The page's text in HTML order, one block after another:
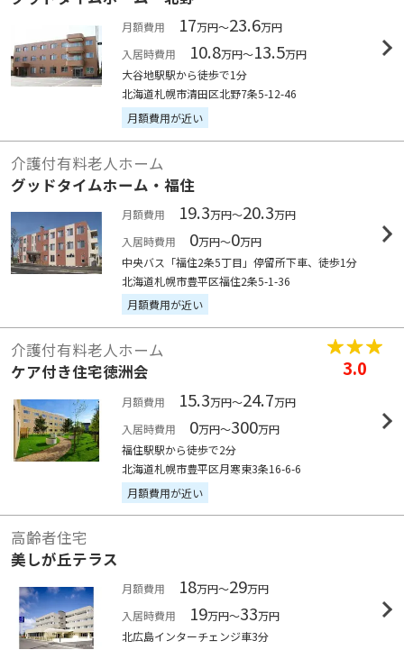
月額費用 17万円～23.6万円
入居時費用
10.8万円～13.5万円
大谷地駅駅から徒歩で1分
北海道札幌市清田区北野7条5-12-46
月額費用が近い
介護付有料老人ホーム
グッドタイムホーム・福住
月額費用 19.3万円～20.3万円
入居時費用
0万円～0万円
中央バス「福住2条5丁目」停留所下車、徒歩1分
北海道札幌市豊平区福住2条5-1-36
月額費用が近い
介護付有料老人ホーム
ケア付き住宅徳洲会
3.0
月額費用 15.3万円～24.7万円
入居時費用
0万円～300万円
福住駅駅から徒歩で2分
北海道札幌市豊平区月寒東3条16-6-6
月額費用が近い
高齢者住宅
美しが丘テラス
月額費用 18万円～29万円
入居時費用
19万円～33万円
北広島インターチェンジ車3分